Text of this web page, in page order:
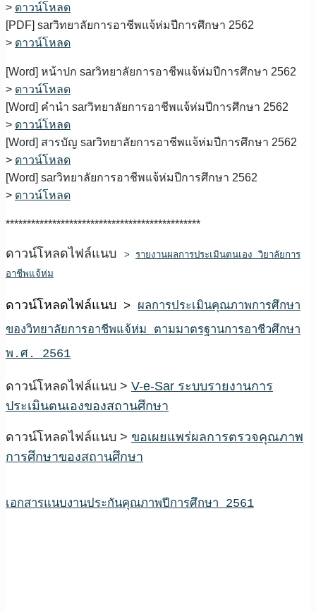
> ดาวน์โหลด
[PDF] sarวิทยาลัยการอาชีพแจ้ห่มปีการศึกษา 2562
> ดาวน์โหลด
[Word] หน้าปก sarวิทยาลัยการอาชีพแจ้ห่มปีการศึกษา 2562
> ดาวน์โหลด
[Word] คำนำ sarวิทยาลัยการอาชีพแจ้ห่มปีการศึกษา 2562
> ดาวน์โหลด
[Word] สารบัญ sarวิทยาลัยการอาชีพแจ้ห่มปีการศึกษา 2562
> ดาวน์โหลด
[Word] sarวิทยาลัยการอาชีพแจ้ห่มปีการศึกษา 2562
> ดาวน์โหลด
**********************************************
ดาวน์โหลดไฟล์แนบ > รายงานผลการประเมินตนเอง วิยาลัยการ
อาชีพแจ้ห่ม
ดาวน์โหลดไฟล์แนบ > ผลการประเมินคุณภาพการศึกษา
ของวิทยาลัยการอาชีพแจ้ห่ม ตามมาตรฐานการอาชีวศึกษา
พ.ศ. 2561
ดาวน์โหลดไฟล์แนบ > V-e-Sar ระบบรายงานการ
ประเมินตนเองของสถานศึกษา
ดาวน์โหลดไฟล์แนบ > ขอเผยแพร่ผลการตรวจคุณภาพ
การศึกษาของสถานศึกษา
เอกสารแนบงานประกันคุณภาพปีการศึกษา 2561